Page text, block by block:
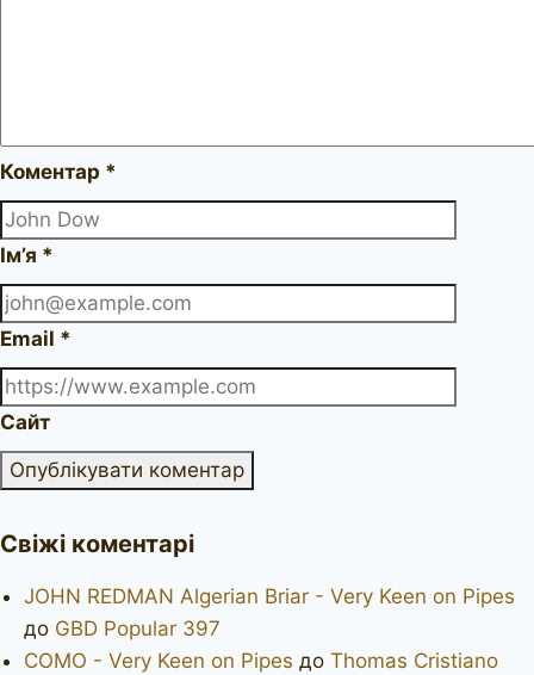
Коментар *
Ім’я *
Email *
Сайт
Свіжі коментарі
JOHN REDMAN Algerian Briar - Very Keen on Pipes
до GBD Popular 397
COMO - Very Keen on Pipes до Thomas Cristiano